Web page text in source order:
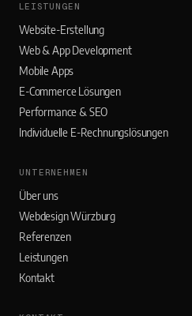
LEISTUNGEN
Website-Erstellung
Web & App Development
Mobile Apps
E-Commerce Lösungen
Performance & SEO
Individuelle E-Rechnungslösungen
UNTERNEHMEN
Über uns
Webdesign Würzburg
Referenzen
Leistungen
Kontakt